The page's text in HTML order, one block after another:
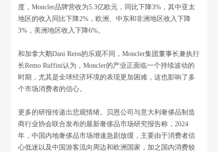
度，Moncler品牌营收为5.3亿欧元，同比下降3%，其中亚太
地区的收入同比下降2%，欧洲、中东和非洲地区收入下降
3%，美洲地区收入下降6%。
和加拿大鹅Dani Reiss的乐观不同，Moncler集团董事长兼执行
长Remo Ruffini认为，Moncler的产业正面临一个持续波动的
时期，尤其是全球经济环境的表现更加困难，这也影响了多
个市场消费者的信心。
更多的研报传递出悲观情绪。贝恩公司与意大利奢侈品制造
商行业协会联合发布的最新奢侈品市场研究报告称，2024
年，中国内地奢侈品市场增速急剧放缓，主要由于消费者信
心低迷以及中国游客流向周边和欧洲国家，加之国内消费较